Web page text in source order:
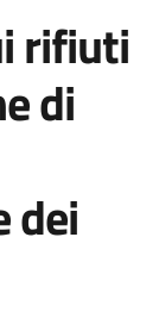
rifiuti
di
dei